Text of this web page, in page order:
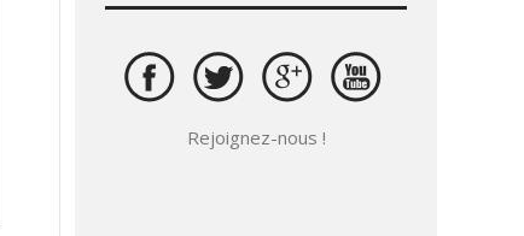
Rejoignez-nous !